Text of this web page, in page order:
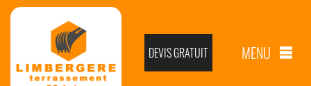
DEVIS GRATUIT MENU